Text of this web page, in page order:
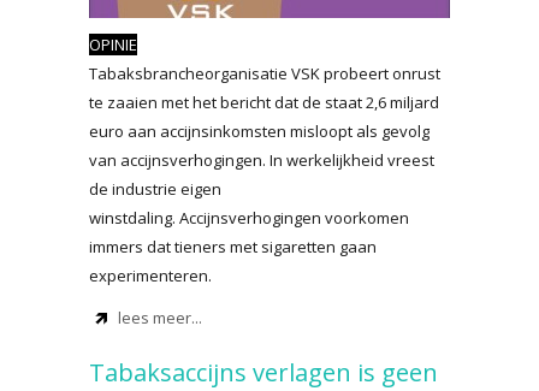
OPINIE
Tabaksbrancheorganisatie VSK probeert onrust
te zaaien met het bericht dat de staat 2,6 miljard
euro aan accijnsinkomsten misloopt als gevolg
van accijnsverhogingen. In werkelijkheid vreest
de industrie eigen
winstdaling. Accijnsverhogingen voorkomen
immers dat tieners met sigaretten gaan
experimenteren.
lees meer...
Tabaksaccijns verlagen is geen